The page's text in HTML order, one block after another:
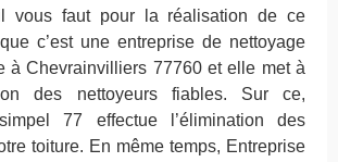
vous faut pour la réalisation de ce
c’est une entreprise de nettoyage
à Chevrainvilliers 77760 et elle met à
des nettoyeurs fiables. Sur ce,
77 effectue l’élimination des
toiture. En même temps, Entreprise